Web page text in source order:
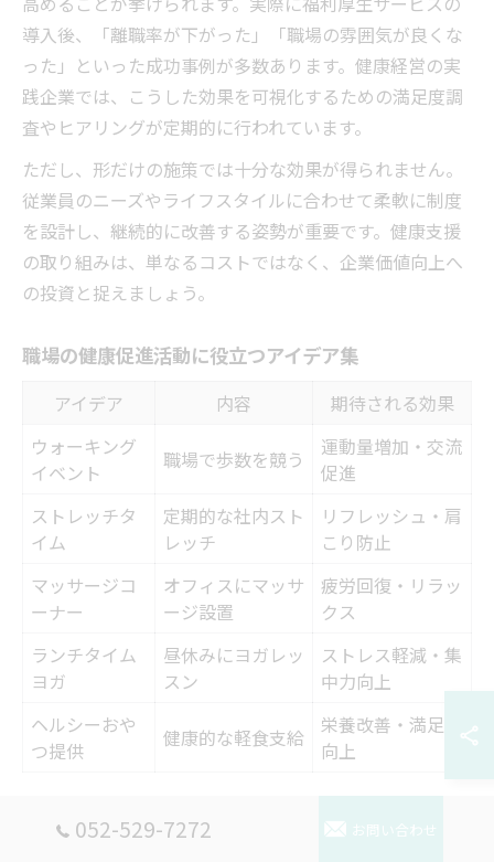
導入後、「離職率が下がった」「職場の雰囲気が良くな
った」といった成功事例が多数あります。健康経営の実
践企業では、こうした効果を可視化するための満足度調
査やヒアリングが定期的に行われています。
ただし、形だけの施策では十分な効果が得られません。
従業員のニーズやライフスタイルに合わせて柔軟に制度
を設計し、継続的に改善する姿勢が重要です。健康支援
の取り組みは、単なるコストではなく、企業価値向上へ
の投資と捉えましょう。
職場の健康促進活動に役立つアイデア集
アイデア 内容
期待される効果
ウォーキング
イベント
職場で歩数を競う
運動量増加・交流
促進
ストレッチタ
イム
定期的な社内スト
レッチ
リフレッシュ・肩
こり防止
マッサージコ
ーナー
オフィスにマッサ
ージ設置
疲労回復・リラッ
クス
ランチタイム
ヨガ
昼休みにヨガレッ
スン
ストレス軽減・集
中力向上
ヘルシーおや
つ提供
健康的な軽食支給
栄養改善・満足度
向上
がら参加できる多様な取り組みが効果的です。例えば、
052-529-7272 お問い合わせ